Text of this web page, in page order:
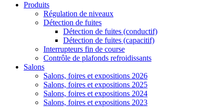
Produits
Régulation de niveaux
Détection de fuites
Détection de fuites (conductif)
Détection de fuites (capacitif)
Interrupteurs fin de course
Contrôle de plafonds refroidissants
Salons
Salons, foires et expositions 2026
Salons, foires et expositions 2025
Salons, foires et expositions 2024
Salons, foires et expositions 2023